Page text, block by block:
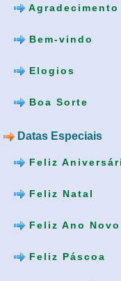
Agradecimento
Bem-vindo
Elogios
Boa Sorte
Datas Especiais
Feliz
Feliz Natal
Feliz Ano Novo
Feliz Páscoa